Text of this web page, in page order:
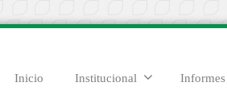
Inicio Institucional Informes